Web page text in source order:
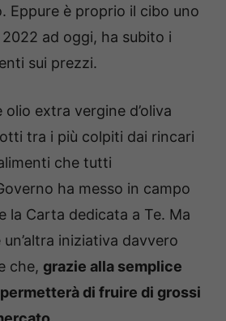
Eppure è proprio il cibo uno
ad oggi, ha subito i
sui prezzi.
extra vergine d’oliva
tra i più colpiti dai rincari
che tutti
ha messo in campo
la Carta dedicata a Te. Ma
iniziativa davvero
che, grazie alla semplice
di fruire di grossi